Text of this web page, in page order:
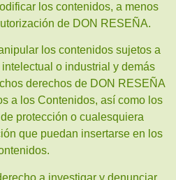
los contenidos, a menos
de DON RESEÑA.
los contenidos sujetos a
o industrial y demás
derechos de DON RESEÑA
a los Contenidos, así como los
protección o cualesquiera
que puedan insertarse en los
a investigar y denunciar